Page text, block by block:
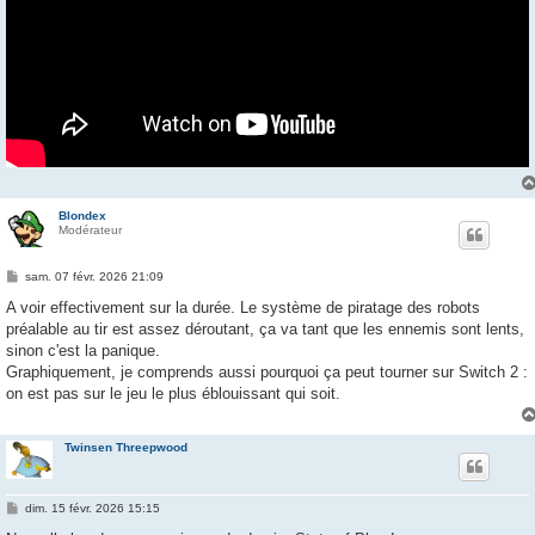
Blondex
Modérateur
M
s
a
g
sam. 07 févr. 2026 21:09
A voir effectivement sur la durée. Le système de piratage des robots
préalable au tir est assez déroutant, ça va tant que les ennemis sont lents,
sinon c'est la panique.
Graphiquement, je comprends aussi pourquoi ça peut tourner sur Switch 2 :
on est pas sur le jeu le plus éblouissant qui soit.
Twinsen Threepwood
Mdim. 15 févr. 2026 15:15